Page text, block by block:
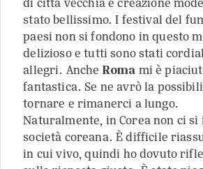
stato bellissimo. I festival del
paesi non si fondono in questo
delizioso e tutti sono stati
allegri. Anche Roma mi è
fantastica. Se ne avrò la
tornare e rimanerci a lungo.
Naturalmente, in Corea non ci
società coreana. È difficile
in cui vivo, quindi ho dovuto